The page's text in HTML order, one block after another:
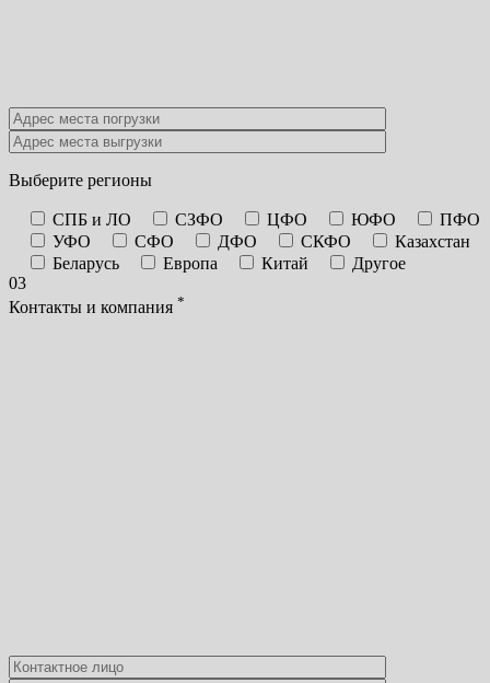
Выберите регионы
СПБ и ЛО СЗФО ЦФО ЮФО
ПФО
УФО
СФО ДФО СКФО
Казахстан
Беларусь
Европа Китай
Другое
03
Контакты и компания *